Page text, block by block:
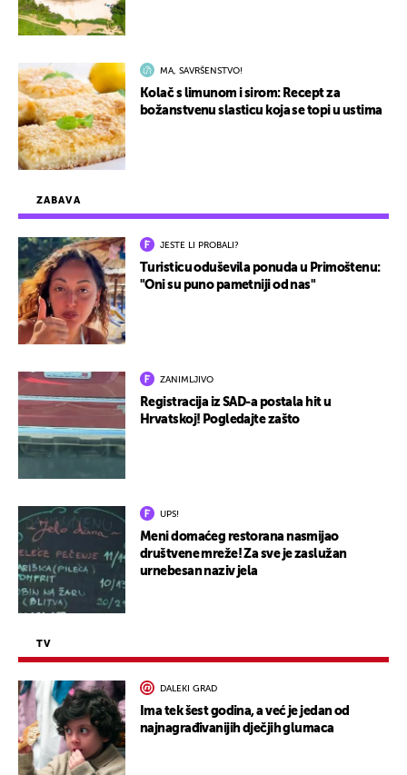
ZABAVA
JESTE LI PROBALI?
Turisticu oduševila ponuda u Primoštenu:
"Oni su puno pametniji od nas"
ZANIMLJIVO
Registracija iz SAD-a postala hit u
Hrvatskoj! Pogledajte zašto
UPS!
Meni domaćeg restorana nasmijao
društvene mreže! Za sve je zaslužan
urnebesan naziv jela
TV
DALEKI GRAD
Ima tek šest godina, a već je jedan od
najnagrađivanijih dječjih glumaca
MA, SAVRŠENSTVO!
Kolač s limunom i sirom: Recept za
božanstvenu slasticu koja se topi u ustima